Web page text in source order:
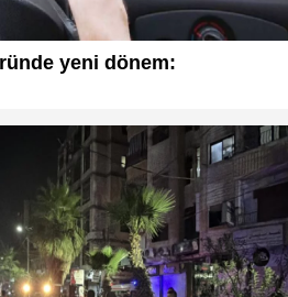
yeni dönem: